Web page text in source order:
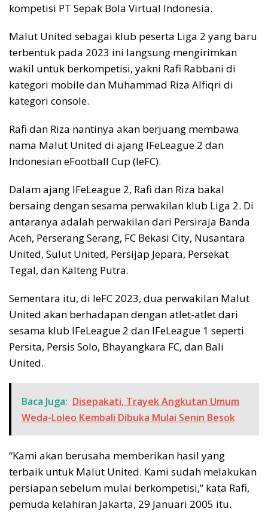
kompetisi PT Sepak Bola Virtual Indonesia.
Malut United sebagai klub peserta Liga 2 yang baru
terbentuk pada 2023 ini langsung mengirimkan
wakil untuk berkompetisi, yakni Rafi Rabbani di
kategori mobile dan Muhammad Riza Alfiqri di
kategori console.
Rafi dan Riza nantinya akan berjuang membawa
nama Malut United di ajang IFeLeague 2 dan
Indonesian eFootball Cup (IeFC).
Dalam ajang IFeLeague 2, Rafi dan Riza bakal
bersaing dengan sesama perwakilan klub Liga 2. Di
antaranya adalah perwakilan dari Persiraja Banda
Aceh, Perserang Serang, FC Bekasi City, Nusantara
United, Sulut United, Persijap Jepara, Persekat
Tegal, dan Kalteng Putra.
Sementara itu, di IeFC 2023, dua perwakilan Malut
United akan berhadapan dengan atlet-atlet dari
sesama klub IFeLeague 2 dan IFeLeague 1 seperti
Persita, Persis Solo, Bhayangkara FC, dan Bali
United.
Baca Juga: Disepakati, Trayek Angkutan Umum
Weda-Loleo Kembali Dibuka Mulai Senin Besok
“Kami akan berusaha memberikan hasil yang
terbaik untuk Malut United. Kami sudah melakukan
persiapan sebelum mulai berkompetisi,” kata Rafi,
pemuda kelahiran Jakarta, 29 Januari 2005 itu.